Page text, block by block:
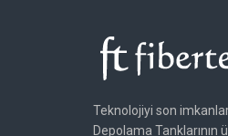
Teknolojiyi son
Depolama